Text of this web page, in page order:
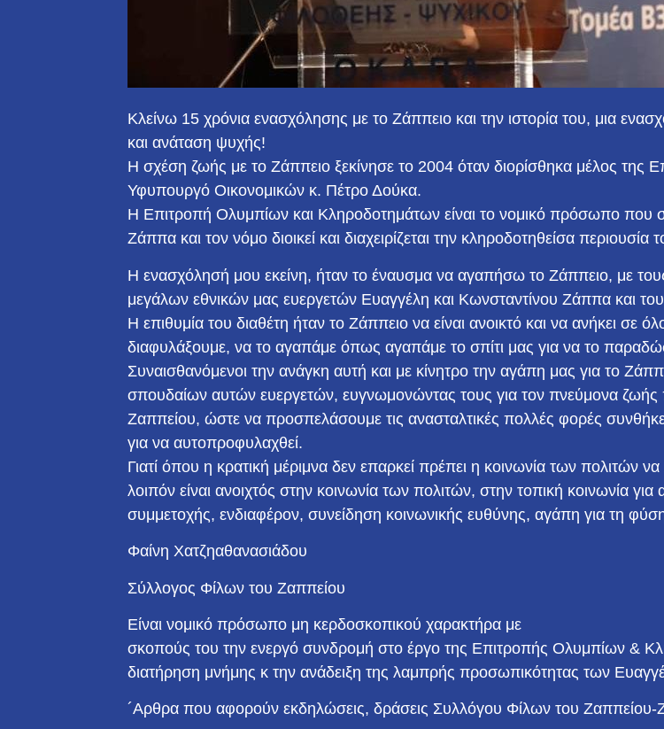
Κλείνω 15 χρόνια ενασχόλησης με το Ζάππειο και την ιστορία του, μια
και ανάταση ψυχής!
Η σχέση ζωής με το Ζάππειο ξεκίνησε το 2004 όταν διορίσθηκα μέλος
Υφυπουργό Οικονομικών κ. Πέτρο Δούκα.
Η Επιτροπή Ολυμπίων και Κληροδοτημάτων είναι το νομικό πρόσωπο που
Ζάππα και τον νόμο διοικεί και διαχειρίζεται την κληροδοτηθείσα
Η ενασχόλησή μου εκείνη, ήταν το έναυσμα να αγαπήσω το Ζάππειο, με
μεγάλων εθνικών μας ευεργετών Ευαγγέλη και Κωνσταντίνου Ζάππα και
Η επιθυμία του διαθέτη ήταν το Ζάππειο να είναι ανοικτό και να ανήκει σε
διαφυλάξουμε, να το αγαπάμε όπως αγαπάμε το σπίτι μας για να το
Συναισθανόμενοι την ανάγκη αυτή και με κίνητρο την αγάπη μας για το
σπουδαίων αυτών ευεργετών, ευγνωμονώντας τους για τον πνεύμονα
Ζαππείου, ώστε να προσπελάσουμε τις ανασταλτικές πολλές φορές
για να αυτοπροφυλαχθεί.
Γιατί όπου η κρατική μέριμνα δεν επαρκεί πρέπει η κοινωνία των
λοιπόν είναι ανοιχτός στην κοινωνία των πολιτών, στην τοπική κοινωνία
συμμετοχής, ενδιαφέρον, συνείδηση κοινωνικής ευθύνης, αγάπη για τη
Φαίνη Χατζηαθανασιάδου
Σύλλογος Φίλων του Ζαππείου
Είναι νομικό πρόσωπο μη κερδοσκοπικού χαρακτήρα με
σκοπούς του την ενεργό συνδρομή στο έργο της Επιτροπής Ολυμπίων &
διατήρηση μνήμης κ την ανάδειξη της λαμπρής προσωπικότητας των
´Αρθρα που αφορούν εκδηλώσεις, δράσεις Συλλόγου Φίλων του Ζαππείου-